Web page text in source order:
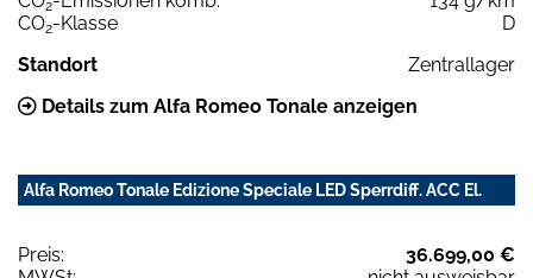
2
CO2-Klasse
D
Standort
Zentrallager
Details zum Alfa Romeo Tonale anzeigen
Alfa Romeo Tonale Edizione Speciale LED Sperrdiff. ACC El.
Preis:
36.699,00 €